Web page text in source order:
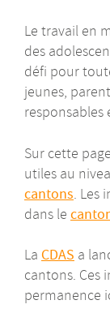
Le travail en
des
défi pour
jeunes,
responsables
Sur cette
utiles au
cantons. Les
dans le
La CDAS a
cantons. Ces
permanence